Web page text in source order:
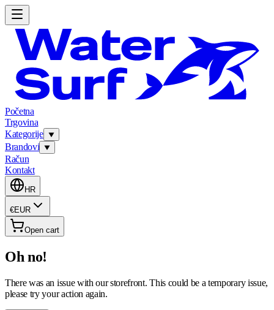
Početna
Trgovina
Kategorije
Brandovi
Račun
Kontakt
HR
€EUR
Open cart
Oh no!
There was an issue with our storefront. This could be a temporary issue,
please try your action again.